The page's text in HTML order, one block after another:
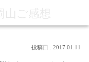
ご感想
2017.01.11